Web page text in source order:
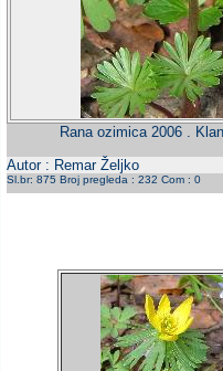
Rana ozimica 2006 .
Autor : Remar Željko
Sl.br: 875 Broj pregleda : 232 Com : 0